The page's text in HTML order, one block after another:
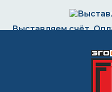
Выставляем счёт.